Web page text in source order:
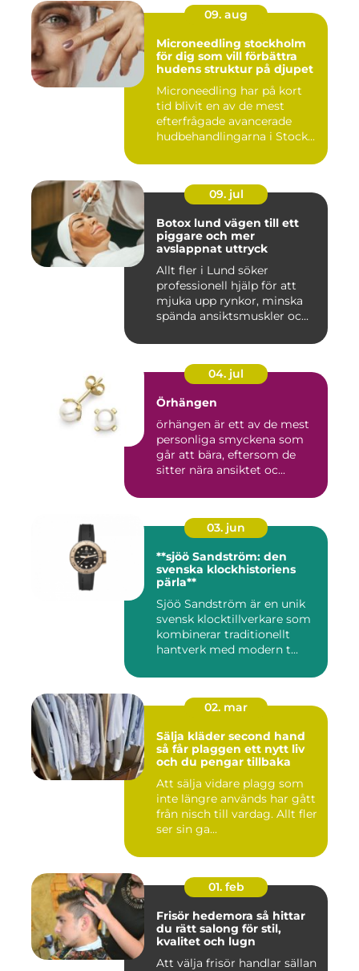
09. aug
Microneedling stockholm
för dig som vill förbättra
hudens struktur på djupet
Microneedling har på kort
tid blivit en av de mest
efterfrågade avancerade
hudbehandlingarna i Stock...
09. jul
Botox lund vägen till ett
piggare och mer
avslappnat uttryck
Allt fler i Lund söker
professionell hjälp för att
mjuka upp rynkor, minska
spända ansiktsmuskler oc...
04. jul
Örhängen
örhängen är ett av de mest
personliga smyckena som
går att bära, eftersom de
sitter nära ansiktet oc...
03. jun
**sjöö Sandström: den
svenska klockhistoriens
pärla**
Sjöö Sandström är en unik
svensk klocktillverkare som
kombinerar traditionellt
hantverk med modern t...
02. mar
Sälja kläder second hand
så får plaggen ett nytt liv
och du pengar tillbaka
Att sälja vidare plagg som
inte längre används har gått
från nisch till vardag. Allt fler
ser sin ga...
01. feb
Frisör hedemora så hittar
du rätt salong för stil,
kvalitet och lugn
Att välja frisör handlar sällan